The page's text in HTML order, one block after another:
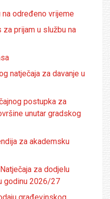
određeno vrijeme
prijam u službu na
natječaja za davanje u
postupka za
unutar gradskog
za akademsku
za dodjelu
godinu 2026/27
građevinskog